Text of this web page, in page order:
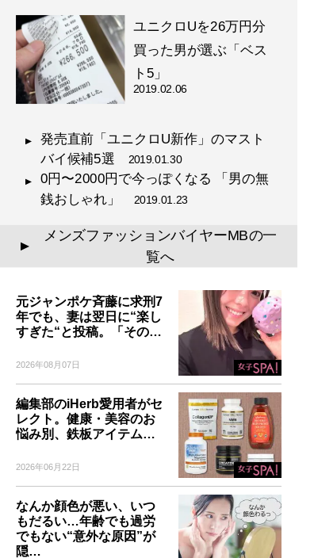
ユニクロUを26万円分
買った男が選ぶ「ベス
ト5」
2019.02.06
発売直前「ユニクロU新作」のマスト
バイ候補5選
2019.01.30
0円〜2000円で今っぽくなる 「男の無
銭おしゃれ」 2019.01.23
▲
メンズファッションバイヤーMBの一
覧へ
元ジャンポケ斉藤に求刑7
年でも、妻は翌日に“楽し
すぎた“と投稿。「その…
2026年08月07日
編集部のiHerb愛用者がセ
レクト。健康・美容のお
悩み別、鉄板アイテム…
2026年06月22日
なんか顔色が悪い、いつ
もだるい…年齢でも過労
でもない“意外な原因”が
隠…